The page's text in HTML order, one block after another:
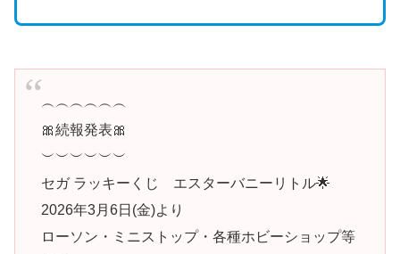
︵︵︵︵︵︵
🎀続報発表🎀
︶︶︶︶︶︶
セガ ラッキーくじ エスターバニーリトル🌟
2026年3月6日(金)より
ローソン・ミニストップ・各種ホビーショップ等